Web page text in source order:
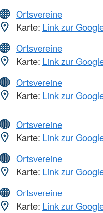
Ortsvereine
Karte: Link zur
Ortsvereine
Karte: Link zur
Ortsvereine
Karte: Link zur
Ortsvereine
Karte: Link zur
Ortsvereine
Karte: Link zur
Ortsvereine
Karte: Link zur